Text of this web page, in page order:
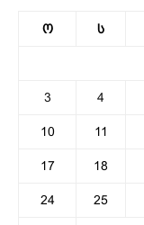
ო ს
3 4
10 11
17 18
24 25